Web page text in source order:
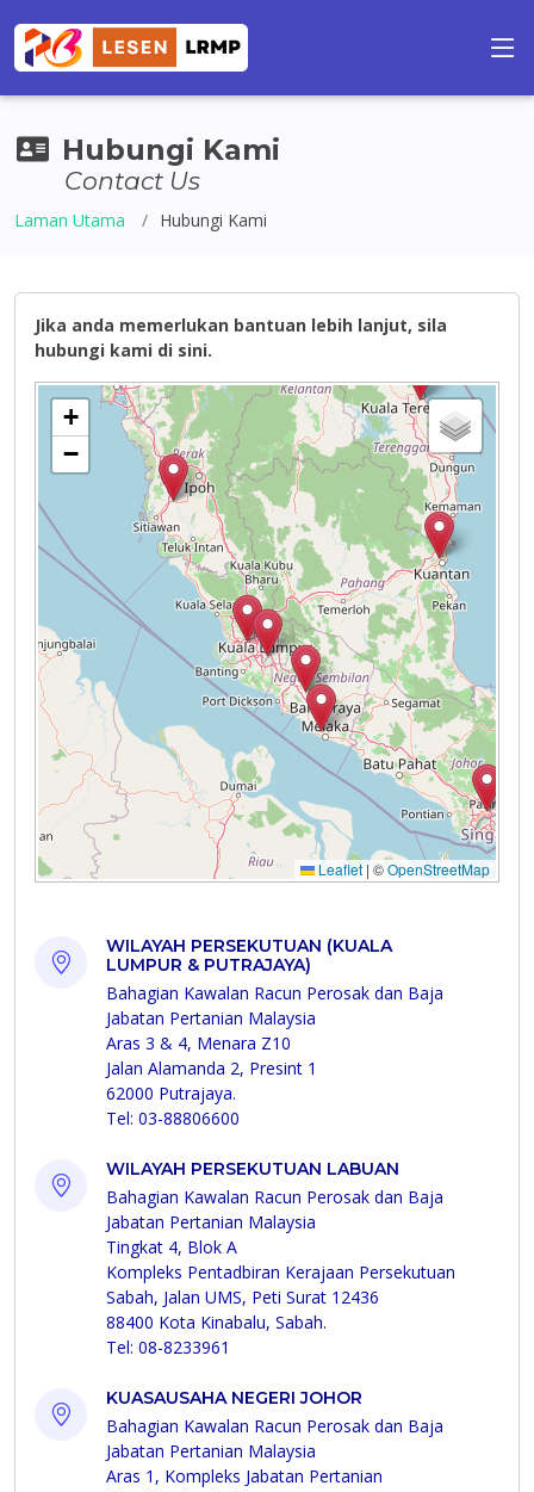
Hubungi Kami
Contact Us
Laman Utama Hubungi Kami
Jika anda memerlukan bantuan lebih lanjut, sila
hubungi kami di sini.
WILAYAH PERSEKUTUAN (KUALA
LUMPUR & PUTRAJAYA)
Bahagian Kawalan Racun Perosak dan Baja
Jabatan Pertanian Malaysia
Aras 3 & 4, Menara Z10
Jalan Alamanda 2, Presint 1
62000 Putrajaya.
Tel: 03-88806600
WILAYAH PERSEKUTUAN LABUAN
Bahagian Kawalan Racun Perosak dan Baja
Jabatan Pertanian Malaysia
Tingkat 4, Blok A
Kompleks Pentadbiran Kerajaan Persekutuan
Sabah, Jalan UMS, Peti Surat 12436
88400 Kota Kinabalu, Sabah.
Tel: 08-8233961
KUASAUSAHA NEGERI JOHOR
Bahagian Kawalan Racun Perosak dan Baja
Jabatan Pertanian Malaysia
Aras 1, Kompleks Jabatan Pertanian